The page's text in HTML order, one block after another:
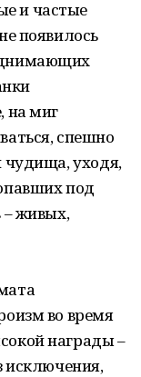
и частые
появилось
на миг
спешно
чудища, уходя,
под
– живых,
во время
награды –
исключения,